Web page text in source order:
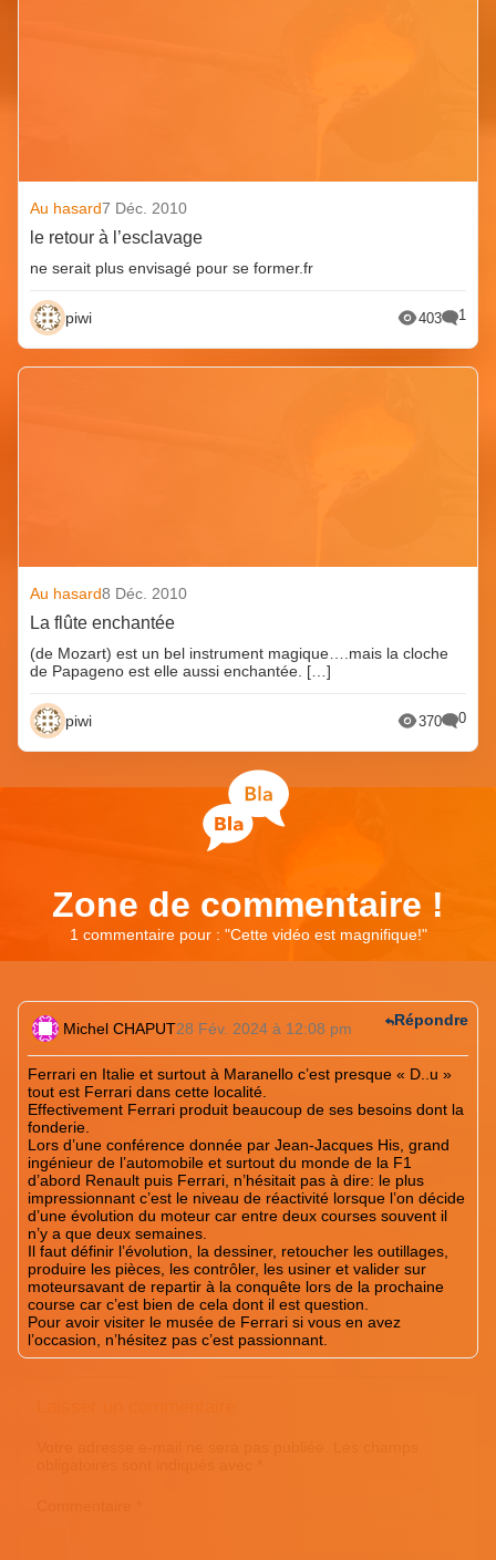
Au hasard7 Déc. 2010
le retour à l’esclavage
ne serait plus envisagé pour se former.fr
piwi 403 1
Au hasard8 Déc. 2010
La flûte enchantée
(de Mozart) est un bel instrument magique….mais la cloche
de Papageno est elle aussi enchantée. […]
piwi 370 0
Zone de commentaire !
1 commentaire pour : "Cette vidéo est magnifique!"
Michel CHAPUT28 Fév. 2024 à 12:08 pm
Ferrari en Italie et surtout à Maranello c’est presque « D..u »
tout est Ferrari dans cette localité.
Effectivement Ferrari produit beaucoup de ses besoins dont la
fonderie.
Lors d’une conférence donnée par Jean-Jacques His, grand
ingénieur de l’automobile et surtout du monde de la F1
d’abord Renault puis Ferrari, n’hésitait pas à dire: le plus
impressionnant c’est le niveau de réactivité lorsque l’on décide
d’une évolution du moteur car entre deux courses souvent il
n’y a que deux semaines.
Il faut définir l’évolution, la dessiner, retoucher les outillages,
produire les pièces, les contrôler, les usiner et valider sur
moteursavant de repartir à la conquête lors de la prochaine
course car c’est bien de cela dont il est question.
Pour avoir visiter le musée de Ferrari si vous en avez
l’occasion, n’hésitez pas c’est passionnant.
Répondre